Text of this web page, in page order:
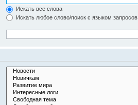
Искать все слова
Искать любое слово/поиск с языком запросов